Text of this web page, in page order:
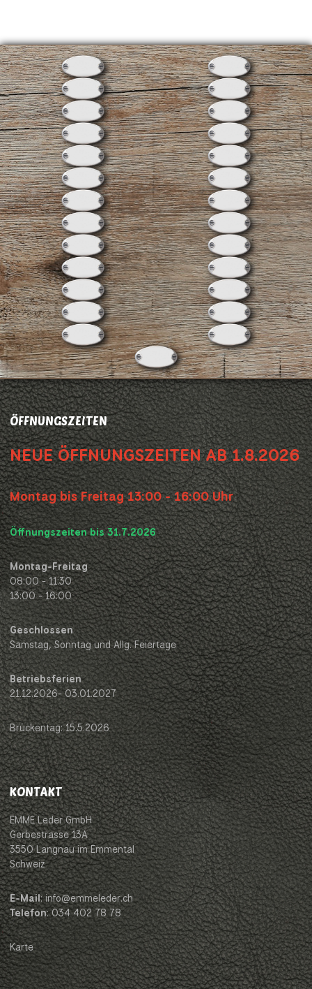
ÖFFNUNGSZEITEN
NEUE ÖFFNUNGSZEITEN AB 1.8.2026
Montag bis Freitag 13:00 - 16:00 Uhr
Öffnungszeiten bis 31.7.2026
Montag-Freitag
08:00 - 11:30
13:00 - 16:00
Geschlossen
Samstag, Sonntag und Allg. Feiertage
Betriebsferien
21.12.2026- 03.01.2027
Brückentag: 15.5.2026
KONTAKT
EMME Leder GmbH
Gerbestrasse 13A
3550 Langnau im Emmental
Schweiz
E-Mail: info@emmeleder.ch
Telefon: 034 402 78 78
Karte